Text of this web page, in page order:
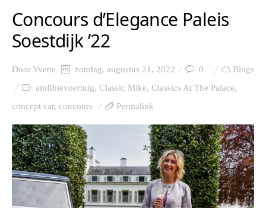
Concours d’Elegance Paleis
Soestdijk ’22
DoorYvette zondag, augustus 21, 2022 0
Blogs
amfibievoertuig, Classic Mike, Classics At The Palace,
concept car, concours Permalink